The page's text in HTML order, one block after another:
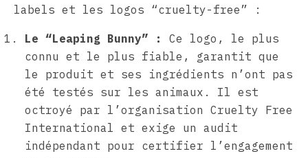
labels et les logos “cruelty-free” :
Le “Leaping Bunny” :
Ce logo, le plus
connu et le plus fiable, garantit que
le produit et ses ingrédients n’ont pas
été testés sur les animaux. Il est
octroyé par l’organisation Cruelty Free
International et exige un audit
indépendant pour certifier l’engagement